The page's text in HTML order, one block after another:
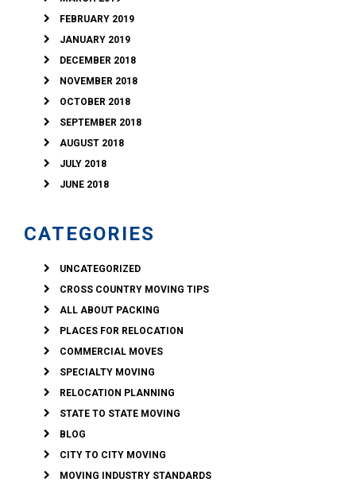
FEBRUARY 2019
JANUARY 2019
DECEMBER 2018
NOVEMBER 2018
OCTOBER 2018
SEPTEMBER 2018
AUGUST 2018
JULY 2018
JUNE 2018
CATEGORIES
UNCATEGORIZED
CROSS COUNTRY MOVING TIPS
ALL ABOUT PACKING
PLACES FOR RELOCATION
COMMERCIAL MOVES
SPECIALTY MOVING
RELOCATION PLANNING
STATE TO STATE MOVING
BLOG
CITY TO CITY MOVING
MOVING INDUSTRY STANDARDS